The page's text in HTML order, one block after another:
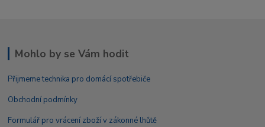
Mohlo by se Vám hodit
Přijmeme technika pro domácí spotřebiče
Obchodní podmínky
Formulář pro vrácení zboží v zákonné lhůtě